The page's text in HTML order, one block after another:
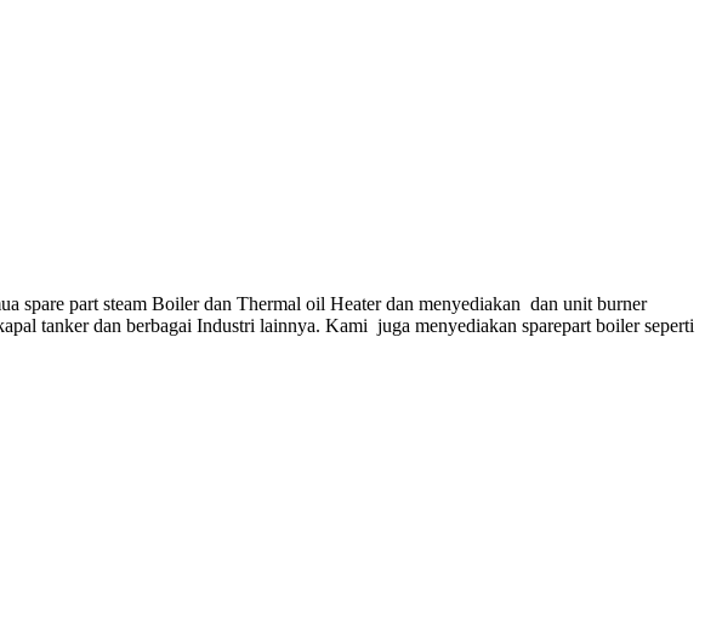
spare part steam Boiler dan Thermal oil Heater dan menyediakan dan unit burner
tanker dan berbagai Industri lainnya. Kami juga menyediakan sparepart boiler seperti